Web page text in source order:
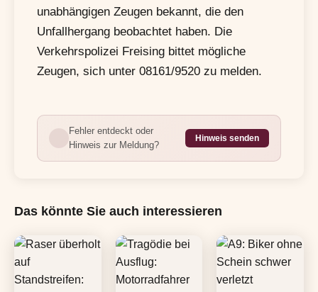
unabhängigen Zeugen bekannt, die den
Unfallhergang beobachtet haben. Die
Verkehrspolizei Freising bittet mögliche
Zeugen, sich unter 08161/9520 zu melden.
Fehler entdeckt oder
Hinweis zur Meldung?
Hinweis senden
Das könnte Sie auch interessieren